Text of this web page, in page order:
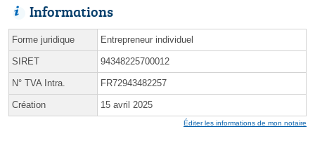
Informations
Forme juridique Entrepreneur individuel
SIRET 94348225700012
N° TVA Intra. FR72943482257
Création 15 avril 2025
Éditer les informations de mon notaire